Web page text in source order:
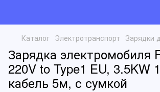
Каталог Электротранспорт Зарядки
Зарядка электромобиля
220V to Type1 EU, 3.5KW
кабель 5м, с сумкой